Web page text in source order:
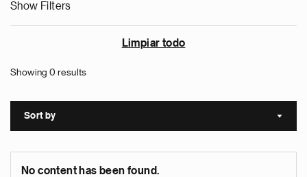
Show Filters
Limpiar todo
Showing 0 results
Sort by Sort
No content has been found.